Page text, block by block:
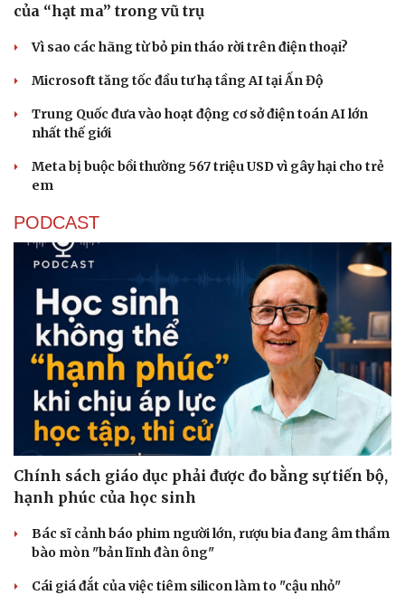
của “hạt ma” trong vũ trụ
Vì sao các hãng từ bỏ pin tháo rời trên điện thoại?
Microsoft tăng tốc đầu tư hạ tầng AI tại Ấn Độ
Trung Quốc đưa vào hoạt động cơ sở điện toán AI lớn
nhất thế giới
Meta bị buộc bồi thường 567 triệu USD vì gây hại cho trẻ
em
PODCAST
Chính sách giáo dục phải được đo bằng sự tiến bộ,
hạnh phúc của học sinh
Bác sĩ cảnh báo phim người lớn, rượu bia đang âm thầm
bào mòn "bản lĩnh đàn ông"
Cái giá đắt của việc tiêm silicon làm to "cậu nhỏ"